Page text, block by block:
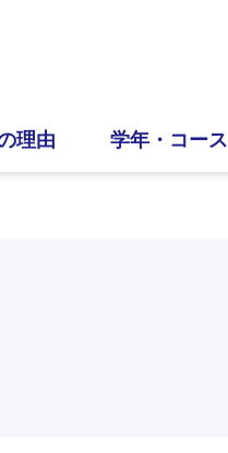
理由 学年・コース